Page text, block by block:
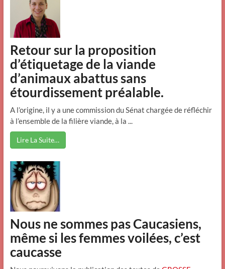
Retour sur la proposition
d’étiquetage de la viande
d’animaux abattus sans
étourdissement préalable.
A l’origine, il y a une commission du Sénat chargée de réfléchir
à l’ensemble de la filière viande, à la ...
Lire La Suite…
Nous ne sommes pas Caucasiens,
même si les femmes voilées, c’est
caucasse